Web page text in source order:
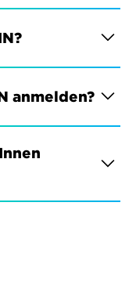
anmelden?